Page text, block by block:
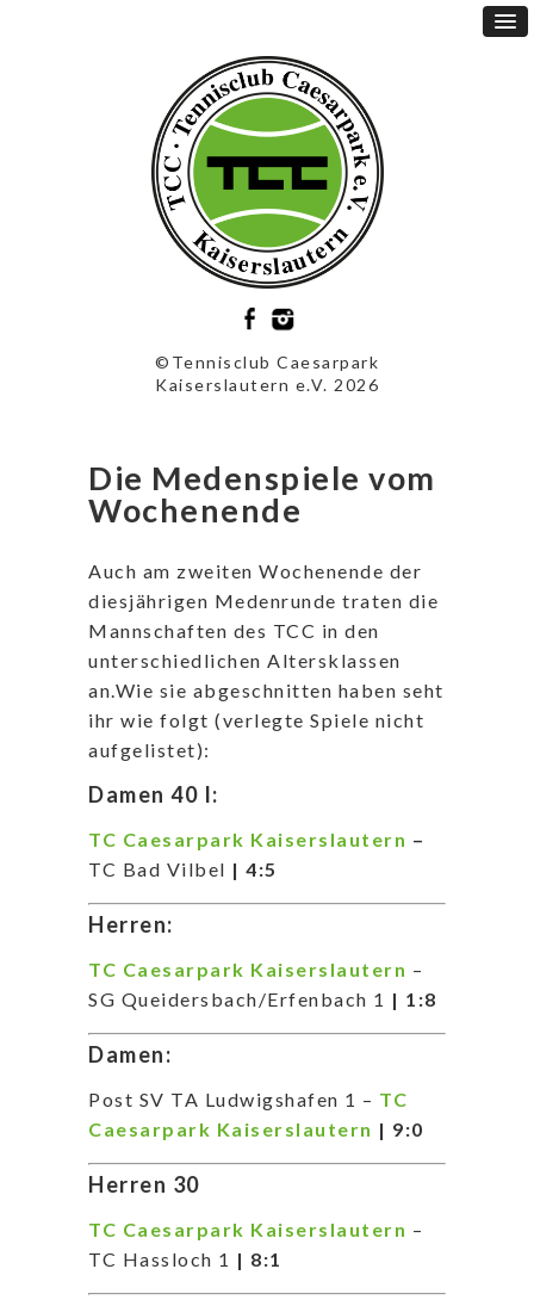
©Tennisclub Caesarpark
Kaiserslautern e.V. 2026
Die Medenspiele vom
Wochenende
Auch am zweiten Wochenende der
diesjährigen Medenrunde traten die
Mannschaften des TCC in den
unterschiedlichen Altersklassen
an.Wie sie abgeschnitten haben seht
ihr wie folgt (verlegte Spiele nicht
aufgelistet):
Damen 40 I:
TC Caesarpark Kaiserslautern –
TC Bad Vilbel | 4:5
Herren:
TC Caesarpark Kaiserslautern –
SG Queidersbach/Erfenbach 1 | 1:8
Damen:
Post SV TA Ludwigshafen 1 – TC
Caesarpark Kaiserslautern | 9:0
Herren 30
TC Caesarpark Kaiserslautern –
TC Hassloch 1 | 8:1